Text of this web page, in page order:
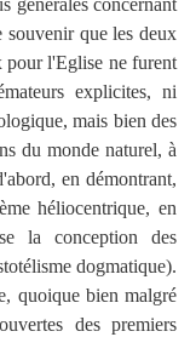
générales concernant
souvenir que les deux
pour l'Eglise ne furent
explicites, ni
mais bien des
du monde naturel, à
en démontrant,
héliocentrique, en
la conception des
dogmatique).
quoique bien malgré
des premiers